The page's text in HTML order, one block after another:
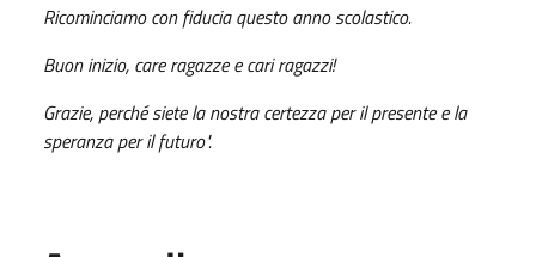
Ricominciamo con fiducia questo anno scolastico.
Buon inizio, care ragazze e cari ragazzi!
Grazie, perché siete la nostra certezza per il presente e la
speranza per il futuro".